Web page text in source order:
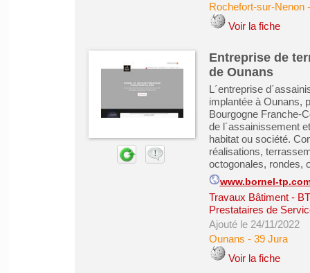
Rochefort-sur-Nenon
Voir la fiche
Entreprise de
de Ounans
L´entreprise
implantée à Ounans,
Bourgogne Franche-
de l´assainissement
habitat ou société.
réalisations,
octogonales, rondes,
www.bornel-
Travaux Bâtiment -
Prestataires de
Ajouté le 24/11/2022
Ounans - 39 Jura
Voir la fiche